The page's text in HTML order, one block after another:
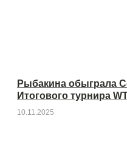
Рыбакина обыграла
Итогового турнира
10.11.2025